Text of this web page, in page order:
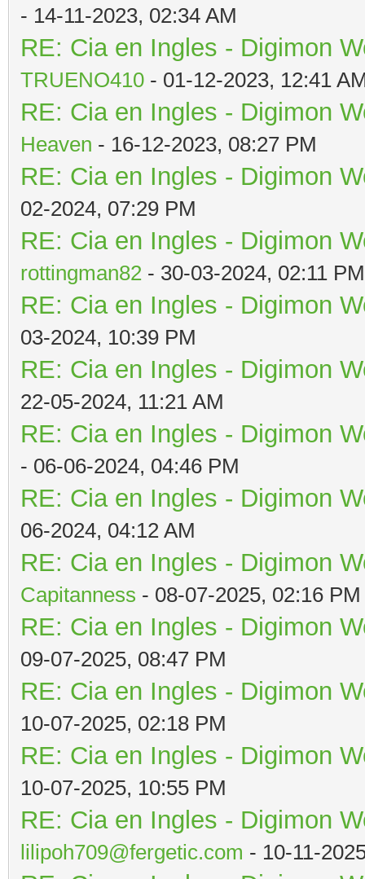
- 14-11-2023, 02:34 AM
RE: Cia en Ingles - Digimon
TRUENO410 - 01-12-2023, 12:41
RE: Cia en Ingles - Digimon
Heaven - 16-12-2023, 08:27 PM
RE: Cia en Ingles - Digimon
02-2024, 07:29 PM
RE: Cia en Ingles - Digimon
rottingman82 - 30-03-2024, 02:11 PM
RE: Cia en Ingles - Digimon
03-2024, 10:39 PM
RE: Cia en Ingles - Digimon
22-05-2024, 11:21 AM
RE: Cia en Ingles - Digimon
- 06-06-2024, 04:46 PM
RE: Cia en Ingles - Digimon
06-2024, 04:12 AM
RE: Cia en Ingles - Digimon
Capitanness - 08-07-2025, 02:16 PM
RE: Cia en Ingles - Digimon
09-07-2025, 08:47 PM
RE: Cia en Ingles - Digimon
10-07-2025, 02:18 PM
RE: Cia en Ingles - Digimon
10-07-2025, 10:55 PM
RE: Cia en Ingles - Digimon
lilipoh709@fergetic.com - 10-11-